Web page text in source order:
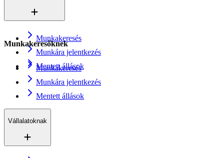
Munkakeresés
Munkára jelentkezés
Mentett állások
Munkakeresőknek
Munkakeresés
Munkára jelentkezés
Mentett állások
Vállalatoknak